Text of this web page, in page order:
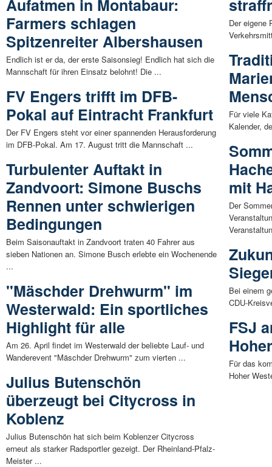
Aufatmen in Montabaur:
Farmers schlagen
Spitzenreiter Albershausen
Endlich ist er da, der erste Saisonsieg! Endlich hat sich die
Mannschaft für ihren Einsatz belohnt! Die ...
FV Engers trifft im DFB-
Pokal auf Eintracht Frankfurt
Der FV Engers steht vor einer spannenden Herausforderung
im DFB-Pokal. Am 17. August tritt die Mannschaft ...
Turbulenter Auftakt in
Zandvoort: Simone Buschs
Rennen unter schwierigen
Bedingungen
Beim Saisonauftakt in Zandvoort traten 40 Fahrer aus
sieben Nationen an. Simone Busch erlebte ein Wochenende
...
"Mäschder Drehwurm" im
Westerwald: Ein sportliches
Highlight für alle
Am 26. April findet im Westerwald der beliebte Lauf- und
Wanderevent "Mäschder Drehwurm" zum vierten ...
Julius Butenschön
überzeugt bei Citycross in
Koblenz
Julius Butenschön hat sich beim Koblenzer Citycross
erneut als starker Radsportler gezeigt. Der Rheinland-Pfalz-
Meister ...
Der eigene
Für viele
Kalender,
mit
Der
Bei einem
CDU-
FSJ
Für das
Hoher